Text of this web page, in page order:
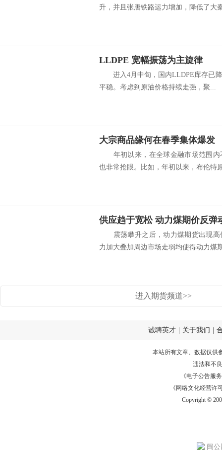
升，并且张唐铁路运力增加，降低了大
LLDPE 宽幅振荡为主旋律
进入4月中旬，国内LLDPE库存已降
平稳。考虑到原油价格持续走强，聚...
大宗商品缘何在春季集体爆发
年初以来，在全球金融市场范围内
也非常抢眼。比如，年初以来，布伦特
供应趋于宽松 动力煤期价反弹
震荡攀升之后，动力煤期货出现高
力加大叠加周边市场走弱均使得动力煤
进入期货频道>>
诚聘英才 关于我们
本站所有文章、数据仅供
违法和不
《电子公告服务
《网络文化经营许
Copyright ©
闽公